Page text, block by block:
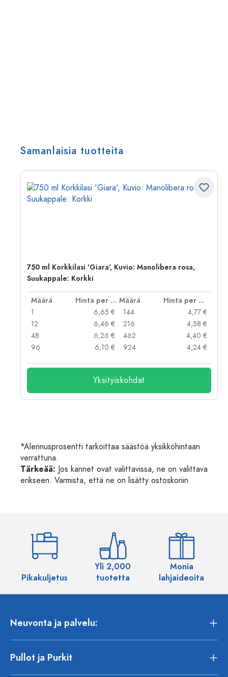
Samanlaisia tuotteita
750 ml Korkkilasi 'Giara', Kuvio: Manolibera rosa,
Suukappale: Korkki
Määrä Hinta per kpl Määrä
Hinta per kpl
1
6,65 €
12
6,46 €
48
6,26 €
96
6,10 €
144
4,77 €
216
4,58 €
462
4,40 €
924
4,24 €
Yksityiskohdat
*Alennusprosentti tarkoittaa säästöä yksikköhintaan
verrattuna.
Tärkeää: Jos kannet ovat valittavissa, ne on valittava
erikseen. Varmista, että ne on lisätty ostoskoriin.
Pikakuljetus
Yli 2,000
tuotetta
Monia
lahjaideoita
Neuvonta ja palvelu:
Pullot ja Purkit